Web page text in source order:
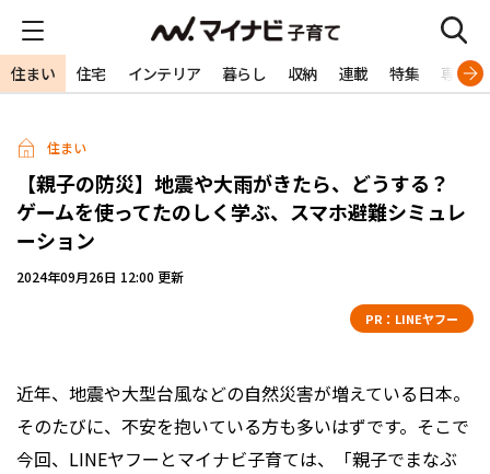
住まい 住宅 インテリア 暮らし 収納 連載 特集 専門家
住まい
【親子の防災】地震や大雨がきたら、どうする？
ゲームを使ってたのしく学ぶ、スマホ避難シミュレ
ーション
2024年09月26日 12:00 更新
PR： LINEヤフー
近年、地震や大型台風などの自然災害が増えている日本。
そのたびに、不安を抱いている方も多いはずです。そこで
今回、LINEヤフーとマイナビ子育ては、「親子でまなぶ